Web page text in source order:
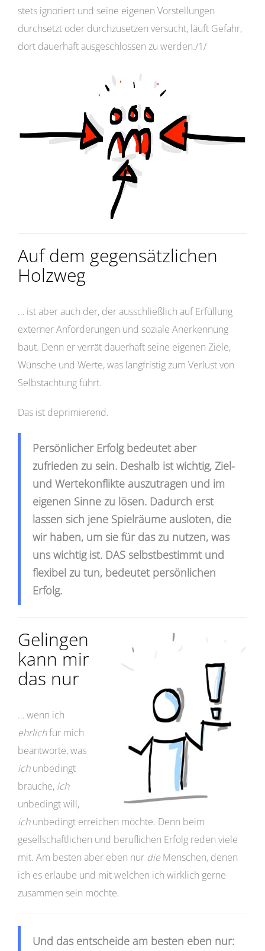
stets ignoriert und seine eigenen Vorstellungen
durchsetzt oder durchzusetzen versucht, läuft Gefahr,
dort dauerhaft ausgeschlossen zu werden./1/
Auf dem gegensätzlichen
Holzweg
… ist aber auch der, der ausschließlich auf Erfüllung
externer Anforderungen und soziale Anerkennung
baut. Denn er verrät dauerhaft seine eigenen Ziele,
Wünsche und Werte, was langfristig zum Verlust von
Selbstachtung führt.
Das ist deprimierend.
Persönlicher Erfolg bedeutet aber
zufrieden zu sein. Deshalb ist wichtig, Ziel-
und Wertekonflikte auszutragen und im
eigenen Sinne zu lösen. Dadurch erst
lassen sich jene Spielräume ausloten, die
wir haben, um sie für das zu nutzen, was
uns wichtig ist. DAS selbstbestimmt und
flexibel zu tun, bedeutet persönlichen
Erfolg.
Gelingen
kann mir
das nur
… wenn ich
ehrlichfür mich
beantworte, was
ichunbedingt
brauche, ich
unbedingt will,
ichunbedingt erreichen möchte. Denn beim
gesellschaftlichen und beruflichen Erfolg reden viele
mit. Am besten aber eben nur dieMenschen, denen
ich es erlaube und mit welchen ich wirklich gerne
zusammen sein möchte.
Und das entscheide am besten eben nur: